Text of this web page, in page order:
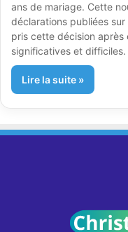
ans de mariage. Cette
déclarations publiées
pris cette décision après
significatives et difficiles.
Lire la suite »